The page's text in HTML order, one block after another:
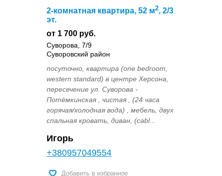
2-комнатная квартира, 52 м2, 2/3
эт.
от 1 700 руб.
Суворова, 7/9
Суворовский район
посуточно, квартира (one bedroom,
western standard) в центре Херсона,
пересечение ул. Суворова -
Потёмкинская , чистая , (24 часа
горячая/холодная вода) , мебель, двух
спальная кровать, диван, (cabl...
Игорь
+380957049554
Добавить в избранное